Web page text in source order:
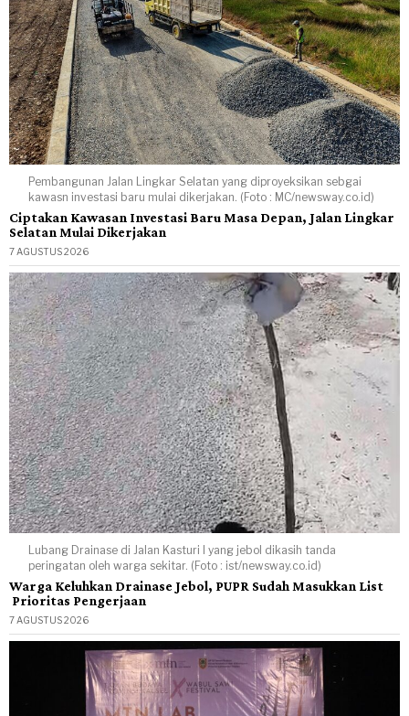
Pembangunan Jalan Lingkar Selatan yang diproyeksikan sebgai
kawasn investasi baru mulai dikerjakan. (Foto : MC/newsway.co.id)
Ciptakan Kawasan Investasi Baru Masa Depan, Jalan Lingkar
Selatan Mulai Dikerjakan
7 AGUSTUS 2026
Lubang Drainase di Jalan Kasturi I yang jebol dikasih tanda
peringatan oleh warga sekitar. (Foto : ist/newsway.co.id)
Warga Keluhkan Drainase Jebol, PUPR Sudah Masukkan List
Prioritas Pengerjaan
7 AGUSTUS 2026